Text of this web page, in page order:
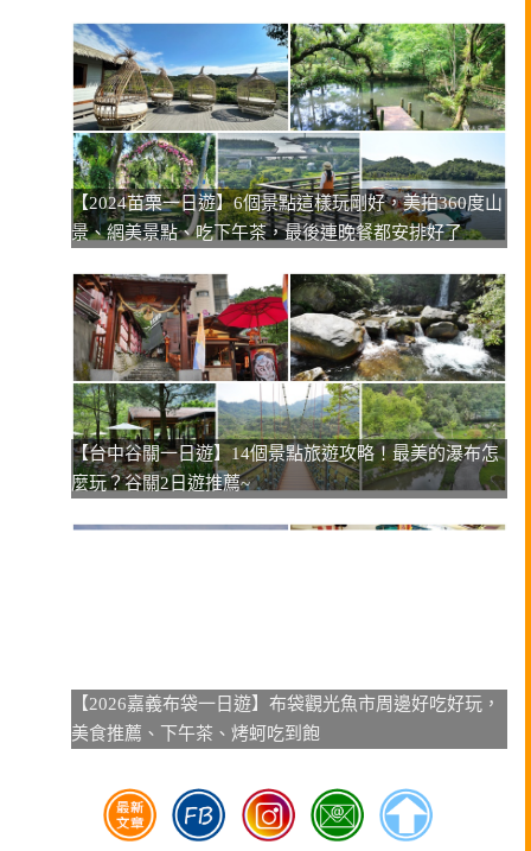
【2024苗栗一日遊】6個景點這樣玩剛好，美拍360度山
景、網美景點、吃下午茶，最後連晚餐都安排好了
【台中谷關一日遊】14個景點旅遊攻略！最美的瀑布怎
麼玩？谷關2日遊推薦~
【2026嘉義布袋一日遊】布袋觀光魚市周邊好吃好玩，
美食推薦、下午茶、烤蚵吃到飽